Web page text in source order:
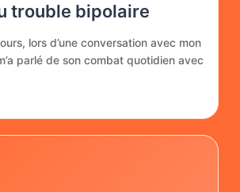
trouble bipolaire
lors d’une conversation avec mon
parlé de son combat quotidien avec